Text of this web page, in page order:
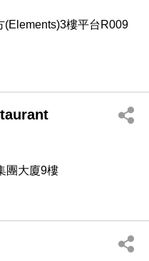
(Elements)3樓平台R009
團大廈9樓